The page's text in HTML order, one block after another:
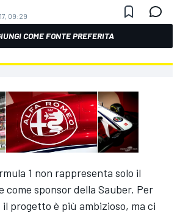
09:29
COME FONTE PREFERITA
1 non rappresenta solo il
come sponsor della Sauber. Per
progetto è più ambizioso, ma ci